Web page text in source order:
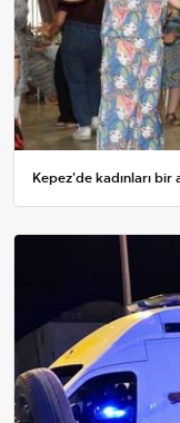
Kepez'de kadınları